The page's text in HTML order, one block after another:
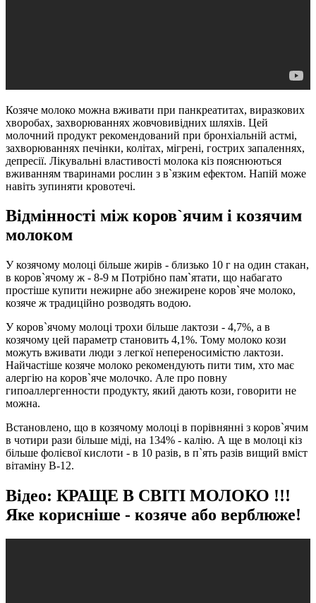
Козяче молоко можна вживати при панкреатитах, виразкових
хворобах, захворюваннях жовчовивідних шляхів. Цей
молочний продукт рекомендований при бронхіальній астмі,
захворюваннях печінки, колітах, мігрені, гострих запаленнях,
депресії. Лікувальні властивості молока кіз пояснюються
вживанням тваринами рослин з в`язким ефектом. Напій може
навіть зупиняти кровотечі.
Відмінності між коров`ячим і козячим
молоком
У козячому молоці більше жирів - близько 10 г на один стакан,
в коров`ячому ж - 8-9 м Потрібно пам`ятати, що набагато
простіше купити нежирне або знежирене коров`яче молоко,
козяче ж традиційно розводять водою.
У коров`ячому молоці трохи більше лактози - 4,7%, а в
козячому цей параметр становить 4,1%. Тому молоко кози
можуть вживати люди з легкої непереносимістю лактози.
Найчастіше козяче молоко рекомендують пити тим, хто має
алергію на коров`яче молочко. Але про повну
гипоаллергенности продукту, який дають кози, говорити не
можна.
Встановлено, що в козячому молоці в порівнянні з коров`ячим
в чотири рази більше міді, на 134% - калію. А ще в молоці кіз
більше фолієвої кислоти - в 10 разів, в п`ять разів вищий вміст
вітаміну В-12.
Відео: КРАЩЕ В СВІТІ МОЛОКО !!!
Яке корисніше - козяче або верблюже!